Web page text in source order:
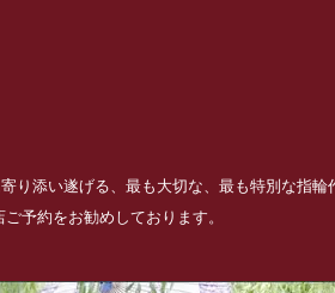
添い遂げる、最も大切な、最も特別な指輪
予約をお勧めしております。